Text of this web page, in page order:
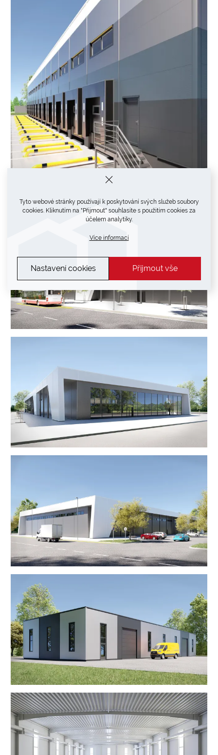
Tyto webové stránky používají k poskytování svých služeb soubory
cookies. Kliknutím na "Přijmout" souhlasíte s použitím cookies za
účelem analytiky.
Více informací
Nastavení cookies Přijmout vše